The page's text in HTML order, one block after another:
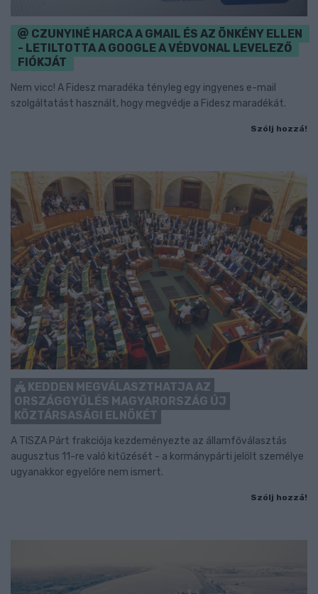
CZUNYINÉ HARCA A GMAIL ÉS AZ ÖNKÉNY ELLEN
- LETILTOTTA A GOOGLE A VÉDVONAL LEVELEZŐ
FIÓKJÁT
Nem vicc! A Fidesz maradéka tényleg egy ingyenes e-mail
szolgáltatást használt, hogy megvédje a Fidesz maradékát.
Szólj hozzá!
KEDDEN MEGVÁLASZTHATJA AZ
ORSZÁGGYŰLÉS MAGYARORSZÁG ÚJ
KÖZTÁRSASÁGI ELNÖKÉT
A TISZA Párt frakciója kezdeményezte az államfőválasztás
augusztus 11-re való kitűzését - a kormánypárti jelölt személye
ugyanakkor egyelőre nem ismert.
Szólj hozzá!